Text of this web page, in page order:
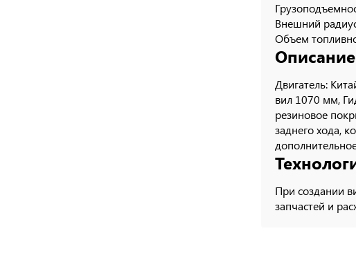
Внешний
Объем
Описание
Двигатель:
вил 1070 мм,
резиновое
заднего хода,
При создании
запчастей и